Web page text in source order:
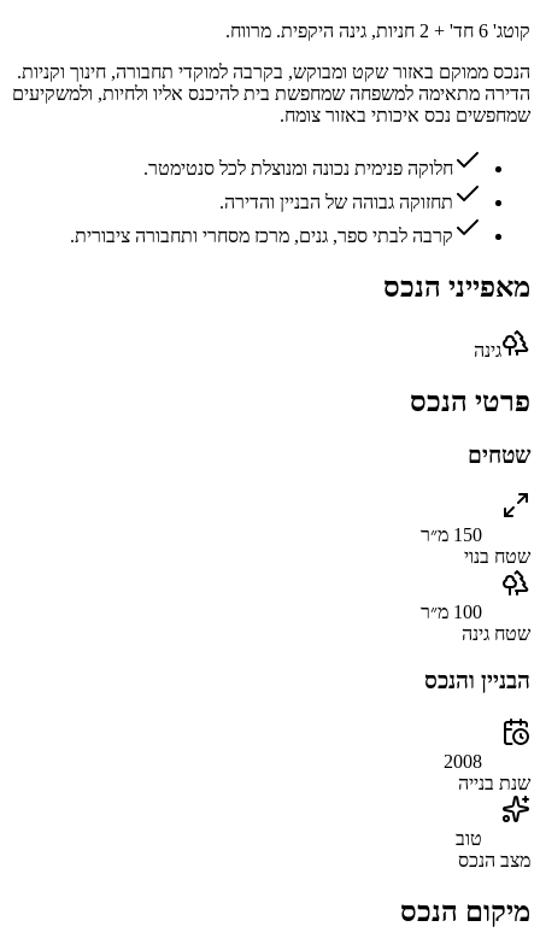
קוטג' 6 חד' + 2 חניות, גינה היקפית. מרווח.
הנכס ממוקם באזור שקט ומבוקש, בקרבה למוקדי תחבורה, חינוך וקניות.
הדירה מתאימה למשפחה שמחפשת בית להיכנס אליו ולחיות, ולמשקיעים
שמחפשים נכס איכותי באזור צומח.
חלוקה פנימית נכונה ומנוצלת לכל סנטימטר.
תחזוקה גבוהה של הבניין והדירה.
קרבה לבתי ספר, גנים, מרכז מסחרי ותחבורה ציבורית.
מאפייני הנכס
גינה
פרטי הנכס
שטחים
150 מ״ר
שטח בנוי
100 מ״ר
שטח גינה
הבניין והנכס
2008
שנת בנייה
טוב
מצב הנכס
מיקום הנכס